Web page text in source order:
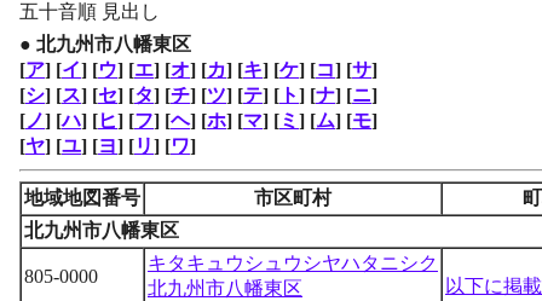
五十音順 見出し
● 北九州市八幡東区
[ア] [イ] [ウ] [エ] [オ] [カ] [キ] [ケ] [コ] [サ]
[シ] [ス] [セ] [タ] [チ] [ツ] [テ] [ ト] [ナ] [ニ]
[ ノ] [ハ] [ヒ] [フ] [ヘ] [ホ] [マ] [ミ ] [ム] [モ]
[ヤ] [ユ] [ヨ] [リ] [ワ]
地域地図番号 市区町村
北九州市八幡東区
805-0000
キタキュウシュウシヤハタニシク
北九州市八幡東区
以下に掲